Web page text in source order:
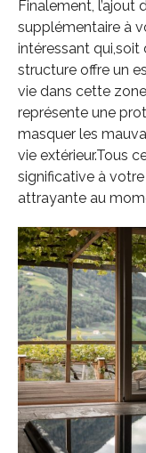
Finalement, l’ajout
supplémentaire à
intéressant qui,soit
structure offre un
vie dans cette
représente une
masquer les
vie extérieur.Tous
significative à
attrayante au